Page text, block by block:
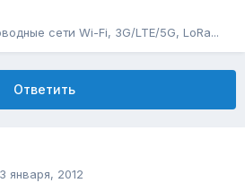
сети Wi-Fi, 3G/LTE/5G, LoRa...
Ответить
января, 2012